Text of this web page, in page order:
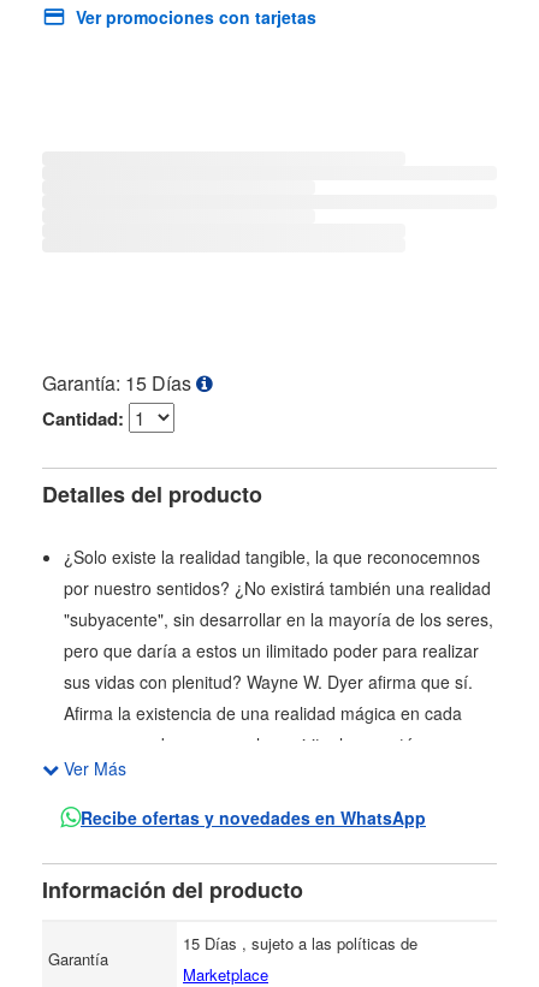
Ver promociones con tarjetas
Garantía: 15 Días
Cantidad:
Detalles del producto
¿Solo existe la realidad tangible, la que reconocemnos
por nuestro sentidos? ¿No existirá también una realidad
"subyacente", sin desarrollar en la mayoría de los seres,
pero que daría a estos un ilimitado poder para realizar
sus vidas con plenitud? Wayne W. Dyer afirma que sí.
Afirma la existencia de una realidad mágica en cada
uno, una poderosa parcela espiritual que está
esperando ser descubierta para ser utilizada como un
único fin posible: lograr lo mejor para uno mismo y para
milagro cotidiano de aproximarse a la perfección.
Ver Más
Recibe ofertas y novedades en WhatsApp
Información del producto
Garantía
15 Días , sujeto a las políticas de
Marketplace